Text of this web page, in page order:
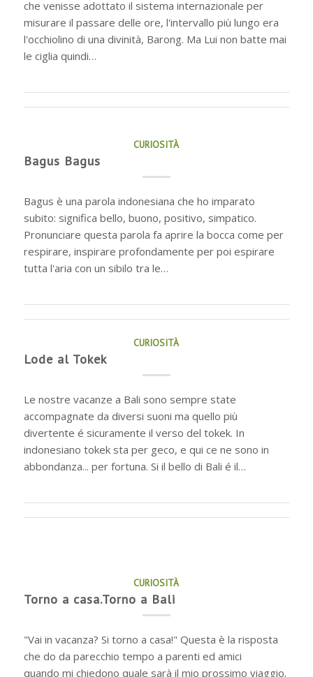
che venisse adottato il sistema internazionale per
misurare il passare delle ore, l'intervallo più lungo era
l'occhiolino di una divinità, Barong. Ma Lui non batte mai
le ciglia quindi…
CURIOSITÀ
Bagus Bagus
Bagus è una parola indonesiana che ho imparato
subito: significa bello, buono, positivo, simpatico.
Pronunciare questa parola fa aprire la bocca come per
respirare, inspirare profondamente per poi espirare
tutta l'aria con un sibilo tra le…
CURIOSITÀ
Lode al Tokek
Le nostre vacanze a Bali sono sempre state
accompagnate da diversi suoni ma quello più
divertente é sicuramente il verso del tokek. In
indonesiano tokek sta per geco, e qui ce ne sono in
abbondanza... per fortuna. Si il bello di Bali é il…
CURIOSITÀ
Torno a casa.Torno a Bali
"Vai in vacanza? Si torno a casa!" Questa è la risposta
che do da parecchio tempo a parenti ed amici
quando mi chiedono quale sarà il mio prossimo viaggio.